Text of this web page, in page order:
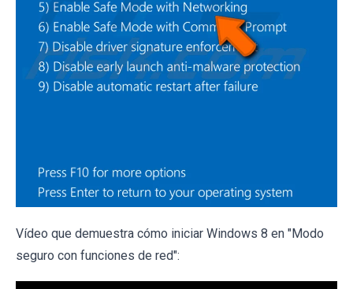
Vídeo que demuestra cómo iniciar Windows 8 en "Modo
seguro con funciones de red":